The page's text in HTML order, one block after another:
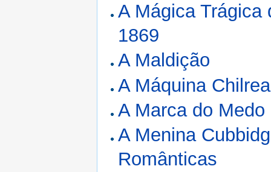
A Mágica Trágica
1869
A Maldição
A Máquina
A Marca do Medo
A Menina
Românticas